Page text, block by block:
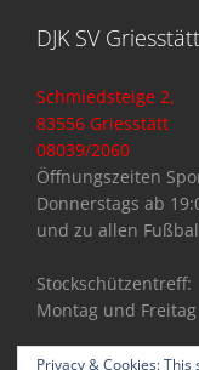
DJK SV
Schmiedsteige 2,
83556 Griesstätt
08039/2060
Öffnungszeiten
Donnerstags ab
und zu allen
Stockschützentreff:
Montag und
Privacy & Cookies: